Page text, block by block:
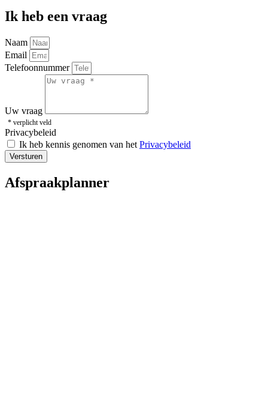
Ik heb een vraag
Naam
Email
Telefoonnummer
Uw vraag
* verplicht veld
Privacybeleid
Ik heb kennis genomen van het Privacybeleid
Versturen
Afspraakplanner